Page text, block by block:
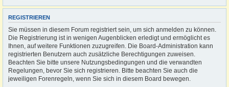
REGISTRIEREN
Sie müssen in diesem Forum registriert sein, um sich anmelden zu können.
Die Registrierung ist in wenigen Augenblicken erledigt und ermöglicht es
Ihnen, auf weitere Funktionen zuzugreifen. Die Board-Administration kann
registrierten Benutzern auch zusätzliche Berechtigungen zuweisen.
Beachten Sie bitte unsere Nutzungsbedingungen und die verwandten
Regelungen, bevor Sie sich registrieren. Bitte beachten Sie auch die
jeweiligen Forenregeln, wenn Sie sich in diesem Board bewegen.